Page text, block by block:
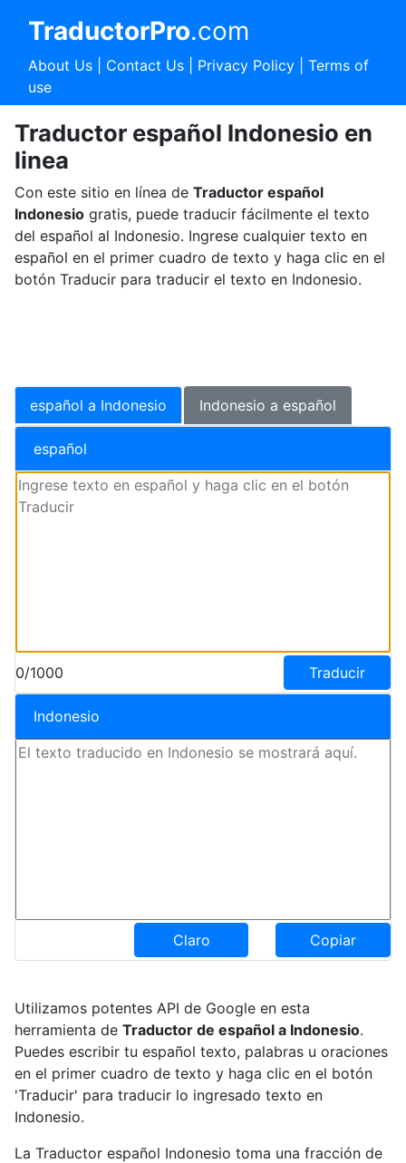
TraductorPro.com
About Us| Contact Us| Privacy Policy| Terms of
use
Traductor español Indonesio en
linea
Con este sitio en línea de Traductor español
Indonesiogratis, puede traducir fácilmente el texto
del español al Indonesio. Ingrese cualquier texto en
español en el primer cuadro de texto y haga clic en el
botón Traducir para traducir el texto en Indonesio.
español a Indonesio Indonesio a español
español
0/1000 Traducir
Indonesio
Claro Copiar
Utilizamos potentes API de Google en esta
herramienta de Traductor de español a Indonesio.
Puedes escribir tu español texto, palabras u oraciones
en el primer cuadro de texto y haga clic en el botón
'Traducir' para traducir lo ingresado texto en
Indonesio.
La Traductor español Indonesio toma una fracción de